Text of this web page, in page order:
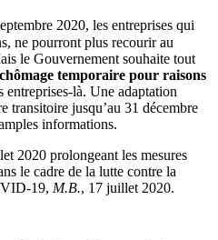
2020, les entreprises qui
ne pourront plus recourir au
le Gouvernement souhaite tout
chômage temporaire pour raisons
entreprises-là. Une adaptation
transitoire jusqu’au 31 décembre
informations.
2020 prolongeant les mesures
le cadre de la lutte contre la
19, M.B., 17 juillet 2020.